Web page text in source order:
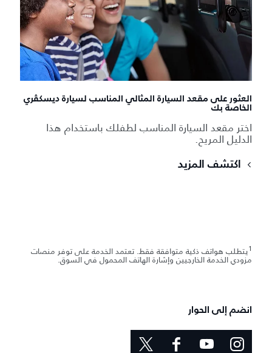
العثور على مقعد السيارة المثالي المناسب لسيارة ديسكڤري
الخاصة بك
اختر مقعد السيارة المناسب لطفلك باستخدام هذا
الدليل المريح.
اكتشف المزيد
1يتطلب هواتف ذكية متوافقة فقط. تعتمد الخدمة على توفر منصات
مزودي الخدمة الخارجيين وإشارة الهاتف المحمول في السوق.
انضم إلى الحوار